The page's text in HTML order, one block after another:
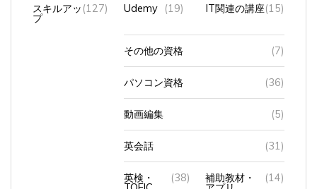
その他の資格 (7)
パソコン資格 (36)
動画編集 (5)
英会話 (31)
英検・
TOEIC
(38) 補助教材・
アプリ
(14)